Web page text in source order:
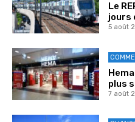
Le
jours
5 août
plus
7 août